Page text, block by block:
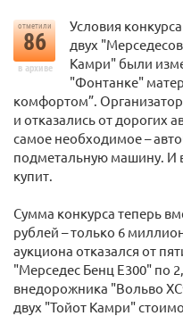
отметили
86
в архиве
Условия
двух
Камри" были
"Фонтанке"
комфортом”.
и отказались от дорогих
самое необходимое –
подметальную машину. И
купит.
Сумма конкурса теперь
рублей – только 6
аукциона отказался от
"Мерседес Бенц Е300" по
внедорожника "Вольво
двух "Тойот Камри"